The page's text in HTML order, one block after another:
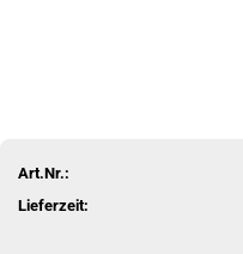
Art.Nr.:
Lieferzeit: